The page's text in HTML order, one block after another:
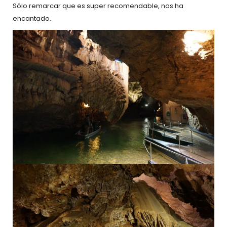
Sólo remarcar que es super recomendable, nos ha
encantado.